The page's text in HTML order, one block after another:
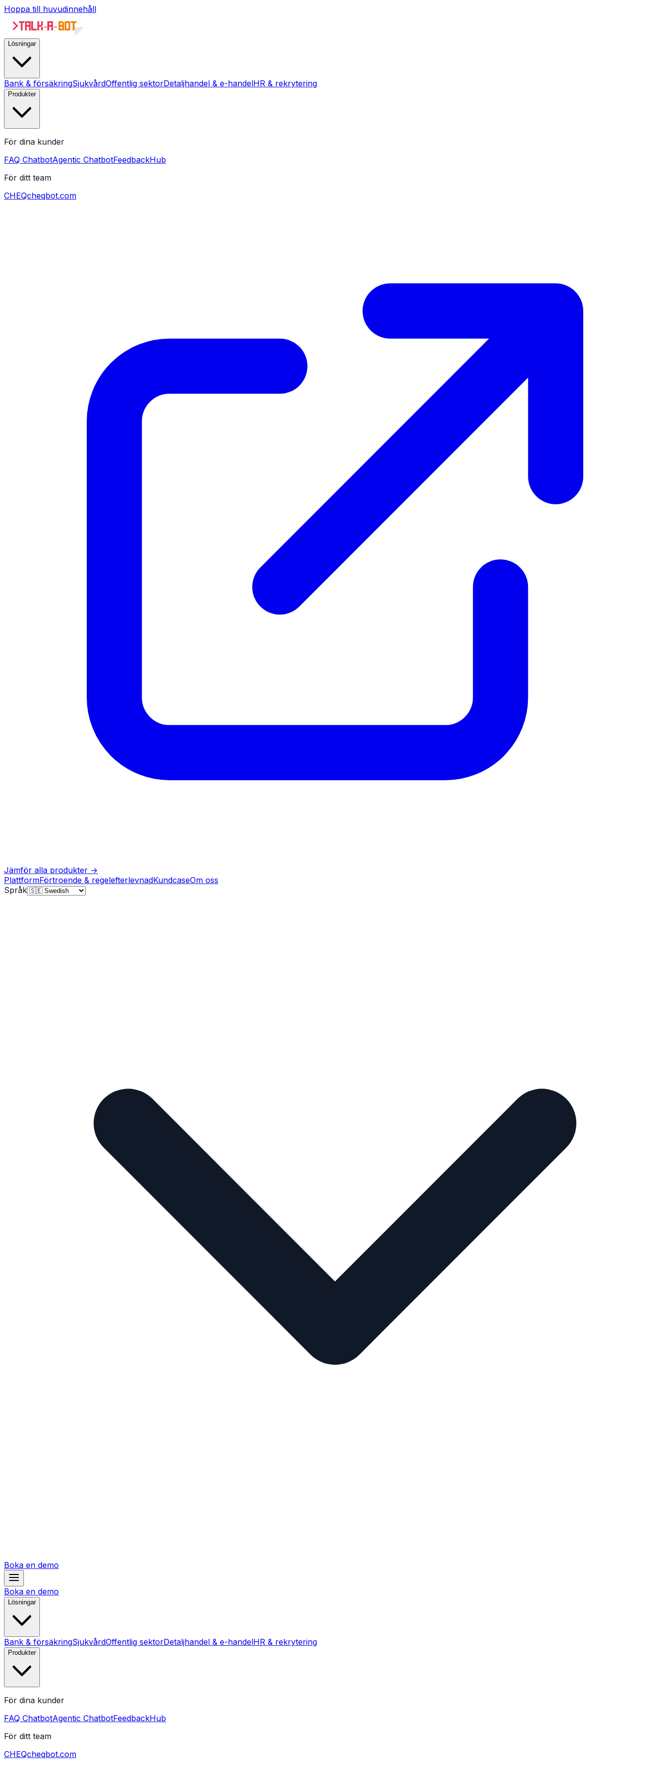
Hoppa till huvudinnehåll
Lösningar
Bank & försäkringSjukvårdOffentlig sektorDetaljhandel & e-handelHR & rekrytering
Produkter
För dina kunder
FAQ ChatbotAgentic ChatbotFeedbackHub
För ditt team
CHEQcheqbot.com
Jämför alla produkter →
PlattformFörtroende & regelefterlevnadKundcaseOm oss
Språk
Boka en demo
Boka en demo
Lösningar
Bank & försäkringSjukvårdOffentlig sektorDetaljhandel & e-handelHR & rekrytering
Produkter
För dina kunder
FAQ ChatbotAgentic ChatbotFeedbackHub
För ditt team
CHEQcheqbot.com